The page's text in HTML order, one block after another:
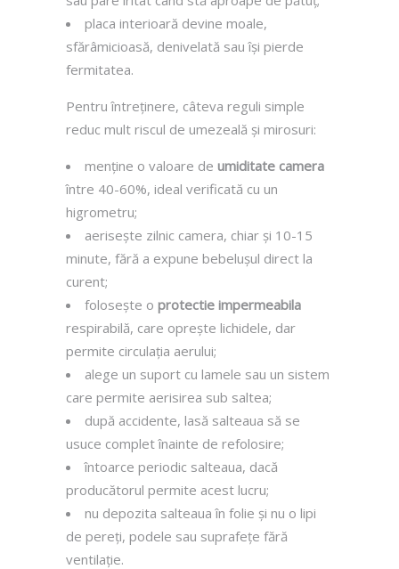
placa interioară devine moale,
sfărâmicioasă, denivelată sau își pierde
fermitatea.
Pentru întreținere, câteva reguli simple
reduc mult riscul de umezeală și mirosuri:
menține o valoare de umiditate camera
între 40-60%, ideal verificată cu un
higrometru;
aerisește zilnic camera, chiar și 10-15
minute, fără a expune bebelușul direct la
curent;
folosește o protectie impermeabila
respirabilă, care oprește lichidele, dar
permite circulația aerului;
alege un suport cu lamele sau un sistem
care permite aerisirea sub saltea;
după accidente, lasă salteaua să se
usuce complet înainte de refolosire;
întoarce periodic salteaua, dacă
producătorul permite acest lucru;
nu depozita salteaua în folie și nu o lipi
de pereți, podele sau suprafețe fără
ventilație.